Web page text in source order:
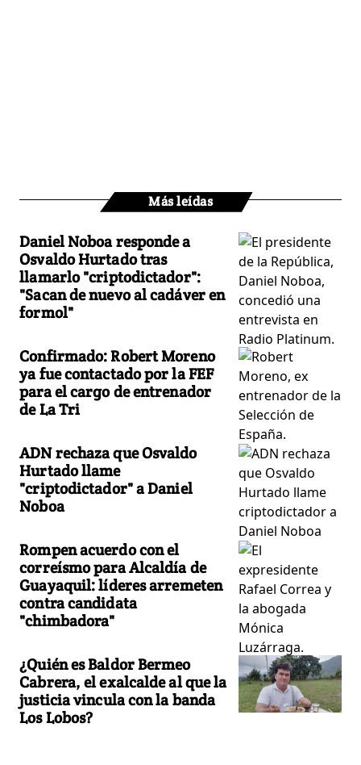
Más leídas
Daniel Noboa responde a
Osvaldo Hurtado tras
llamarlo "criptodictador":
"Sacan de nuevo al cadáver en
formol"
Confirmado: Robert Moreno
ya fue contactado por la FEF
para el cargo de entrenador
de La Tri
ADN rechaza que Osvaldo
Hurtado llame
"criptodictador" a Daniel
Noboa
Rompen acuerdo con el
correísmo para Alcaldía de
Guayaquil: líderes arremeten
contra candidata
"chimbadora"
¿Quién es Baldor Bermeo
Cabrera, el exalcalde al que la
justicia vincula con la banda
Los Lobos?